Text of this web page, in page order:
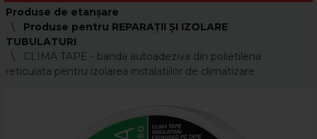
Produse de etanșare
Produse pentru REPARAȚII ȘI IZOLARE
TUBULATURI
CLIMA TAPE - banda autoadeziva din polietilena
reticulata pentru izolarea instalatiilor de climatizare